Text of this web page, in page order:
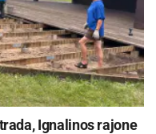
inf.
Ignalinos rajone